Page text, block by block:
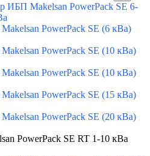
ИБП Makelsan PowerPack SE 6-
PowerPack SE (6 кВа)
PowerPack SE (10 кВа)
PowerPack SE (10 кВа)
PowerPack SE (15 кВа)
PowerPack SE (20 кВа)
PowerPack SE RT 1-10 кВа